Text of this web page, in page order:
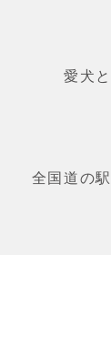
愛犬
全国道の